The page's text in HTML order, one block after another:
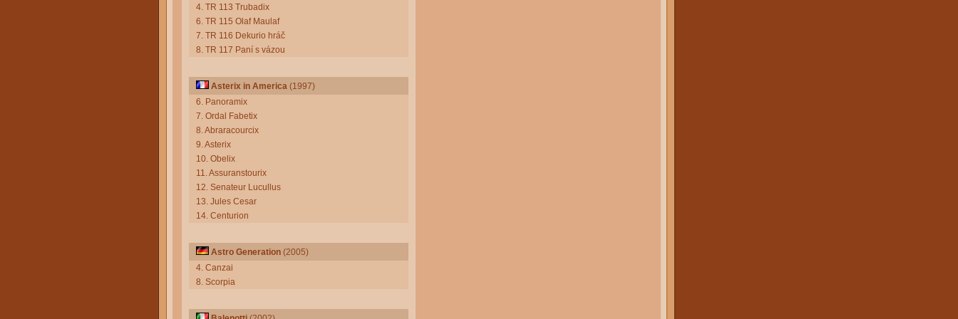
4. TR 113 Trubadix
6. TR 115 Olaf Maulaf
7. TR 116 Dekurio hráč
8. TR 117 Paní s vázou
Asterix in America (1997)
6. Panoramix
7. Ordal Fabetix
8. Abraracourcix
9. Asterix
10. Obelix
11. Assuranstourix
12. Senateur Lucullus
13. Jules Cesar
14. Centurion
Astro Generation (2005)
4. Canzai
8. Scorpia